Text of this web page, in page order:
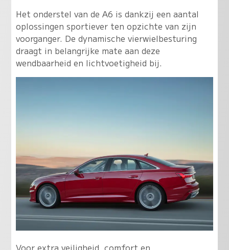
Het onderstel van de A6 is dankzij een aantal
oplossingen sportiever ten opzichte van zijn
voorganger. De dynamische vierwielbesturing
draagt in belangrijke mate aan deze
wendbaarheid en lichtvoetigheid bij.
Voor extra veiligheid, comfort en